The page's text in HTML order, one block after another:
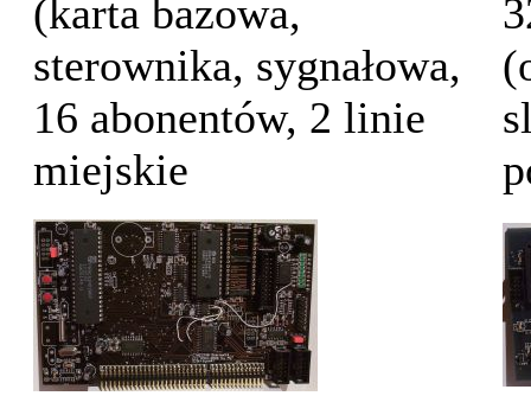
(karta bazowa,
sterownika, sygnałowa,
16 abonentów, 2 linie
miejskie